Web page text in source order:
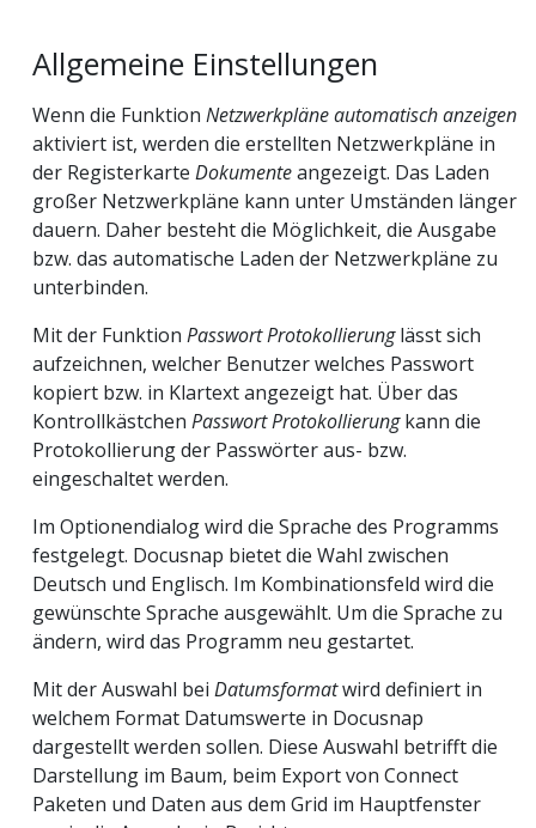
Allgemeine Einstellungen
Wenn die Funktion Netzwerkpläne automatisch anzeigen
aktiviert ist, werden die erstellten Netzwerkpläne in
der Registerkarte Dokumenteangezeigt. Das Laden
großer Netzwerkpläne kann unter Umständen länger
dauern. Daher besteht die Möglichkeit, die Ausgabe
bzw. das automatische Laden der Netzwerkpläne zu
unterbinden.
Mit der Funktion Passwort Protokollierunglässt sich
aufzeichnen, welcher Benutzer welches Passwort
kopiert bzw. in Klartext angezeigt hat. Über das
Kontrollkästchen Passwort Protokollierungkann die
Protokollierung der Passwörter aus- bzw.
eingeschaltet werden.
Im Optionendialog wird die Sprache des Programms
festgelegt. Docusnap bietet die Wahl zwischen
Deutsch und Englisch. Im Kombinationsfeld wird die
gewünschte Sprache ausgewählt. Um die Sprache zu
ändern, wird das Programm neu gestartet.
Mit der Auswahl bei Datumsformatwird definiert in
welchem Format Datumswerte in Docusnap
dargestellt werden sollen. Diese Auswahl betrifft die
Darstellung im Baum, beim Export von Connect
Paketen und Daten aus dem Grid im Hauptfenster